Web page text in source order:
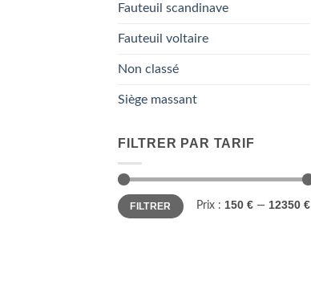
Fauteuil scandinave
Fauteuil voltaire
Non classé
Siège massant
FILTRER PAR TARIF
Prix
min
Prix
maxFILTRER Prix : 150 € — 12350 €